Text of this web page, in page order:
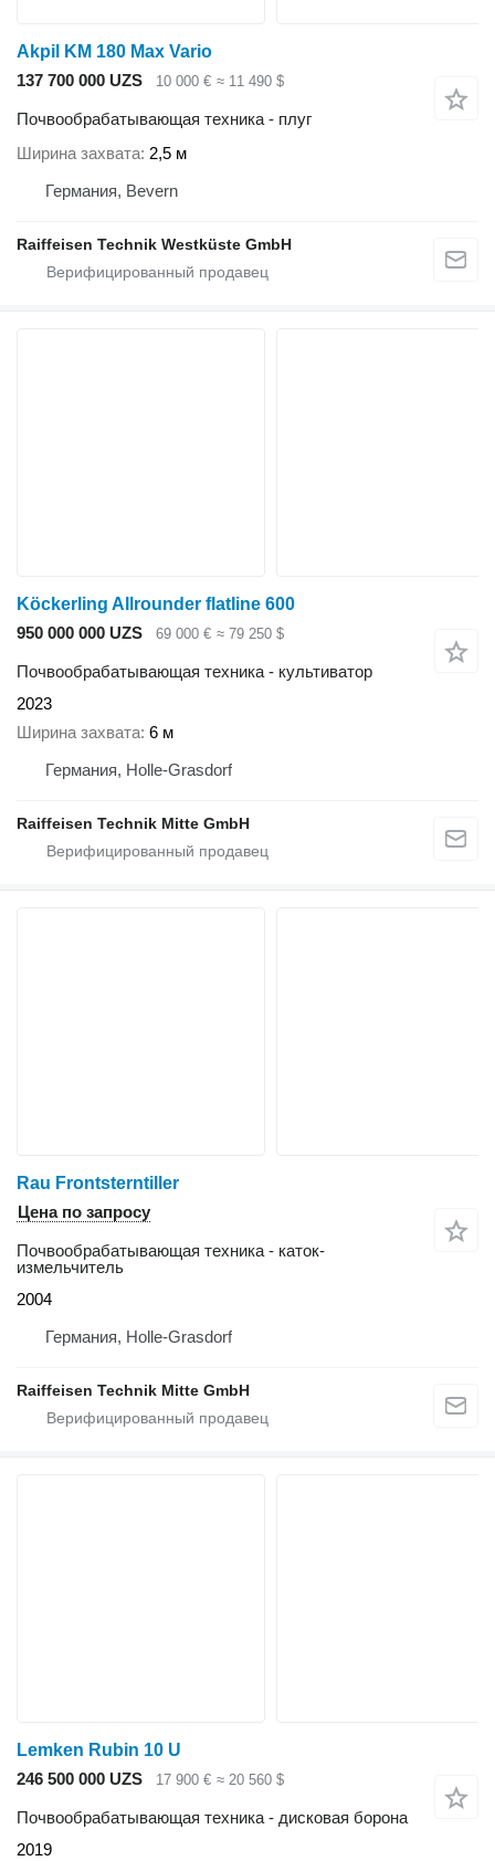
Akpil KM 180 Max Vario
137 700 000 UZS
10 000 € ≈ 11 490 $
Почвообрабатывающая техника - плуг
Ширина захвата 2,5 м
Германия, Bevern
Raiffeisen Technik Westküste GmbH
Köckerling Allrounder flatline 600
950 000 000 UZS
69 000 € ≈ 79 250 $
Почвообрабатывающая техника - культиватор
2023
Ширина захвата 6 м
Германия, Holle-Grasdorf
Raiffeisen Technik Mitte GmbH
Rau Frontsterntiller
Цена по запросу
Почвообрабатывающая техника - каток-
измельчитель
2004
Германия, Holle-Grasdorf
Raiffeisen Technik Mitte GmbH
Lemken Rubin 10 U
246 500 000 UZS
17 900 € ≈ 20 560 $
Почвообрабатывающая техника - дисковая борона
2019